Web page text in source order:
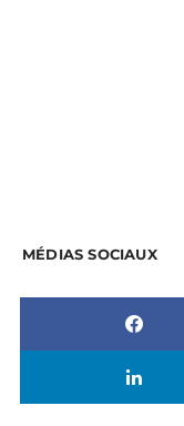
MÉDIAS SOCIAUX